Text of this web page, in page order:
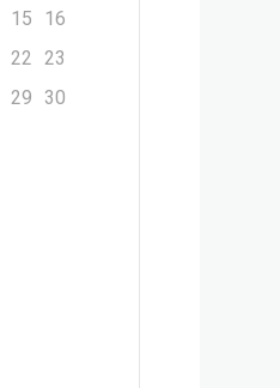
15
16
22 23
29
30